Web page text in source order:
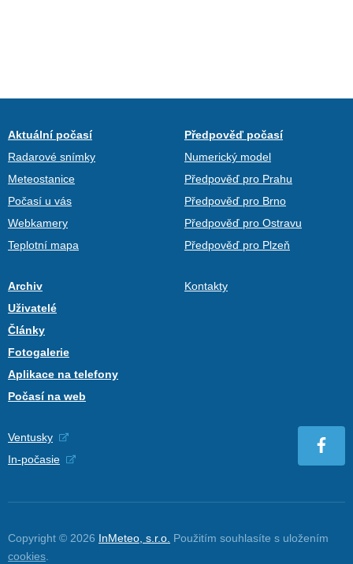
Aktuální počasí
Radarové snímky
Meteostanice
Počasí u vás
Webkamery
Teplotní mapa
Předpověď počasí
Numerický model
Předpověď pro Prahu
Předpověď pro Brno
Předpověď pro Ostravu
Předpověď pro Plzeň
Archiv
Uživatelé
Články
Fotogalerie
Aplikace na telefony
Počasí na web
Kontakty
Ventusky
In-počasie
Copyright © 2026 InMeteo, s.r.o. Použitím souhlasíte s uložením
cookies